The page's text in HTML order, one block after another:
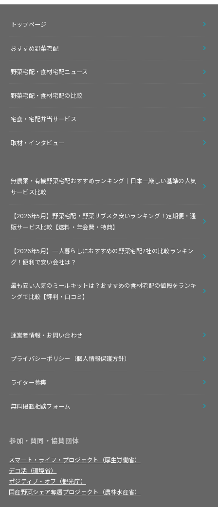
トップページ
おすすめ野菜宅配
野菜宅配・食材宅配ニュース
野菜宅配・食材宅配の比較
宅食・宅配弁当サービス
取材・インタビュー
無農薬・有機野菜宅配おすすめランキング｜日本一厳しい基準の人気
サービス比較
【2026年5月】野菜宅配・野菜サブスク安いランキング！定期便・通
販サービス比較【送料・年会費・特典】
【2026年5月】一人暮らしにおすすめの野菜宅配7社の比較ランキン
グ！便利で安い会社は？
最も安い人気のミールキットは？おすすめの食材宅配の値段をランキ
ングで比較【評判・口コミ】
運営者情報・お問い合わせ
プライバシーポリシー（個人情報保護方針）
ライター募集
無料掲載相談フォーム
参加・賛同・協賛団体
スマート・ライフ・プロジェクト（厚生労働省）
デコ活（環境省）
ポジティブ・オフ（観光庁）
国産野菜シェア奪還プロジェクト（農林水産省）